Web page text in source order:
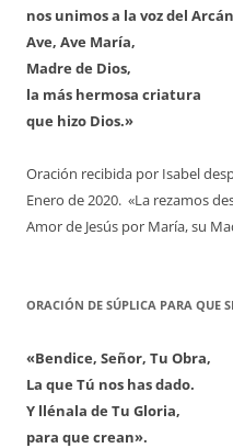
nos unimos a la voz del
Ave, Ave María,
Madre de Dios,
la más hermosa criatura
que hizo Dios.»
Oración recibida por Isabel
Enero de 2020. «La rezamos
Amor de Jesús por María, su
ORACIÓN DE SÚPLICA PARA QUE
«Bendice, Señor, Tu Obra,
La que Tú nos has dado.
Y llénala de Tu Gloria,
para que crean».